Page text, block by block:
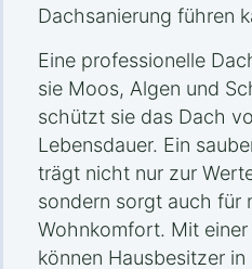
Dachsanierung führen
Eine professionelle
sie Moos, Algen und
schützt sie das Dach
Lebensdauer. Ein
trägt nicht nur zur
sondern sorgt auch für
Wohnkomfort. Mit
können Hausbesitzer